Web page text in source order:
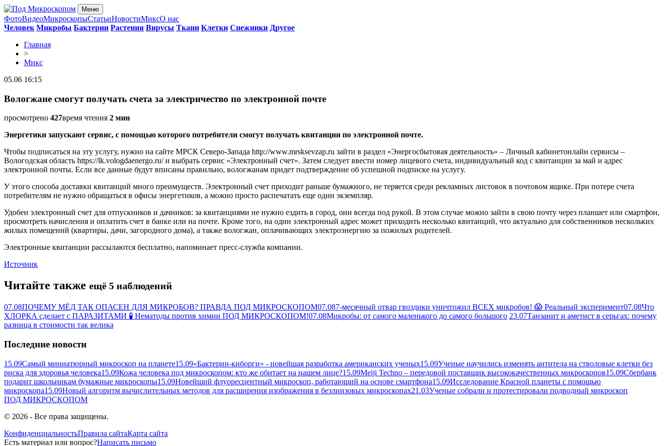
Меню
ФотоВидеоМикроскопыСтатьиНовостиМиксО нас
Человек Микробы Бактерии Растения Вирусы Ткани Клетки Снежинки Другое
Главная
>
Микс
05.06 16:15
Вологжане смогут получать счета за электричество по электронной почте
просмотрено 427время чтения 2 мин
Энергетики запускают сервис, с помощью которого потребители смогут получать квитанции по электронной почте.
Чтобы подписаться на эту услугу, нужно на сайте МРСК Северо-Запада http://www.mrsksevzap.ru зайти в раздел «Энергосбытовая деятельность» – Личный кабинетонлайн сервисы –
Вологодская область https://lk.vologdaenergo.ru/ и выбрать сервис «Электронный счет». Затем следует ввести номер лицевого счета, индивидуальный код с квитанции за май и адрес
электронной почты. Если все данные будут вписаны правильно, вологжанам придет подтверждение об успешной подписке на услугу.
У этого способа доставки квитанций много преимуществ. Электронный счет приходит раньше бумажного, не теряется среди рекламных листовок в почтовом ящике. При потере счета
потребителям не нужно обращаться в офисы энергетиков, а можно просто распечатать еще один экземпляр.
Удобен электронный счет для отпускников и дачников: за квитанциями не нужно ездить в город, они всегда под рукой. В этом случае можно зайти в свою почту через планшет или смартфон,
просмотреть начисления и оплатить счет в банке или на почте. Кроме того, на один электронный адрес может приходить несколько квитанций, что актуально для собственников нескольких
жилых помещений (квартиры, дачи, загородного дома), а также вологжан, оплачивающих электроэнергию за пожилых родителей.
Электронные квитанции рассылаются бесплатно, напоминает пресс-служба компании.
Источник
Читайте также ещё 5 наблюдений
07.08ПОЧЕМУ МЁД ТАК ОПАСЕН ДЛЯ МИКРОБОВ? ПРАВДА ПОД МИКРОСКОПОМ07.087-месячный отвар гвоздики уничтожил ВСЕХ микробов! 😱 Реальный эксперимент07.08Что
ХЛОРКА сделает с ПАРАЗИТАМИ 🧪 Нематоды против химии ПОД МИКРОСКОПОМ!07.08Микробы: от самого маленького до самого большого 23.07Танзанит и аметист в серьгах: почему
разница в стоимости так велика
Последние новости
15.09Самый миниатюрный микроскоп на планете15.09«Бактерии-киборги» - новейшая разработка американских ученых15.09Ученые научились изменять антитела на стволовые клетки без
риска для здоровья человека15.09Кожа человека под микроскопом: кто же обитает на нашем лице?15.09Meiji Techno – передовой поставщик высококачественных микроскопов15.09Сбербанк
подарит школьникам бумажные микроскопы15.09Новейший флуоресцентный микроскоп, работающий на основе смартфона15.09Исследование Красной планеты с помощью
микроскопа15.09Новый алгоритм вычислительных методов для расширения изображения в безлинзовых микроскопах21.03Ученые собрали и протестировали подводный микроскоп
ПОД МИКРОСКОПОМ
© 2026 - Все права защищены.
КонфиденциальностьПравила сайтаКарта сайта
Есть материал или вопрос?Написать письмо